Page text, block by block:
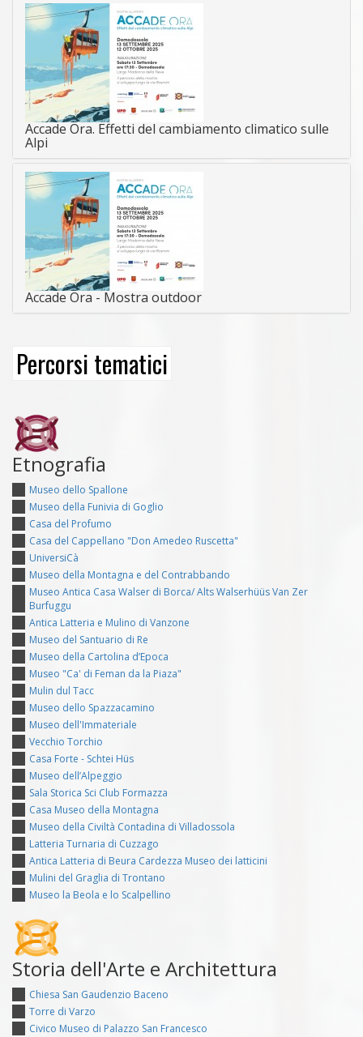
Accade Ora. Effetti del cambiamento climatico sulle
Alpi
Accade Ora - Mostra outdoor
Percorsi tematici
Etnografia
Museo dello Spallone
Museo della Funivia di Goglio
Casa del Profumo
Casa del Cappellano "Don Amedeo Ruscetta"
UniversiCà
Museo della Montagna e del Contrabbando
Museo Antica Casa Walser di Borca/ Alts Walserhüüs Van Zer
Burfuggu
Antica Latteria e Mulino di Vanzone
Museo del Santuario di Re
Museo della Cartolina d’Epoca
Museo "Ca' di Feman da la Piaza"
Mulin dul Tacc
Museo dello Spazzacamino
Museo dell'Immateriale
Vecchio Torchio
Casa Forte - Schtei Hüs
Museo dell’Alpeggio
Sala Storica Sci Club Formazza
Casa Museo della Montagna
Museo della Civiltà Contadina di Villadossola
Latteria Turnaria di Cuzzago
Antica Latteria di Beura Cardezza Museo dei latticini
Mulini del Graglia di Trontano
Museo la Beola e lo Scalpellino
Storia dell'Arte e Architettura
Chiesa San Gaudenzio Baceno
Torre di Varzo
Civico Museo di Palazzo San Francesco